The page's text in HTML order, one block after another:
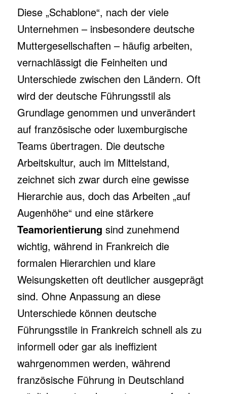
Diese „Schablone“, nach der viele
Unternehmen – insbesondere deutsche
Muttergesellschaften – häufig arbeiten,
vernachlässigt die Feinheiten und
Unterschiede zwischen den Ländern. Oft
wird der deutsche Führungsstil als
Grundlage genommen und unverändert
auf französische oder luxemburgische
Teams übertragen. Die deutsche
Arbeitskultur, auch im Mittelstand,
zeichnet sich zwar durch eine gewisse
Hierarchie aus, doch das Arbeiten „auf
Augenhöhe“ und eine stärkere
Teamorientierung sind zunehmend
wichtig, während in Frankreich die
formalen Hierarchien und klare
Weisungsketten oft deutlicher ausgeprägt
sind. Ohne Anpassung an diese
Unterschiede können deutsche
Führungsstile in Frankreich schnell als zu
informell oder gar als ineffizient
wahrgenommen werden, während
französische Führung in Deutschland